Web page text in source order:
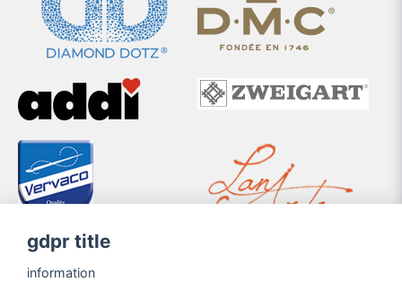
gdpr title
information